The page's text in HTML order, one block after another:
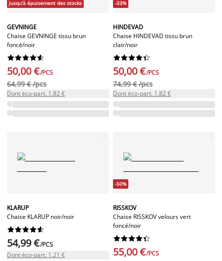
Jusqu'à épuisement des stocks
GEVNINGE
Chaise GEVNINGE tissu brun
foncé/noir






50,00 €/PCS
64,99 € /pcs
Dont éco-part. 1.82 €
-33%
HINDEVAD
Chaise HINDEVAD tissu brun
clair/noir






50,00 €/PCS
74,99 € /pcs
Dont éco-part. 1.82 €
KLARUP
Chaise KLARUP noir/noir






54,99 €/PCS
Dont éco-part. 1.21 €
-50%
RISSKOV
Chaise RISSKOV velours vert
foncé/noir






55,00 €/PCS